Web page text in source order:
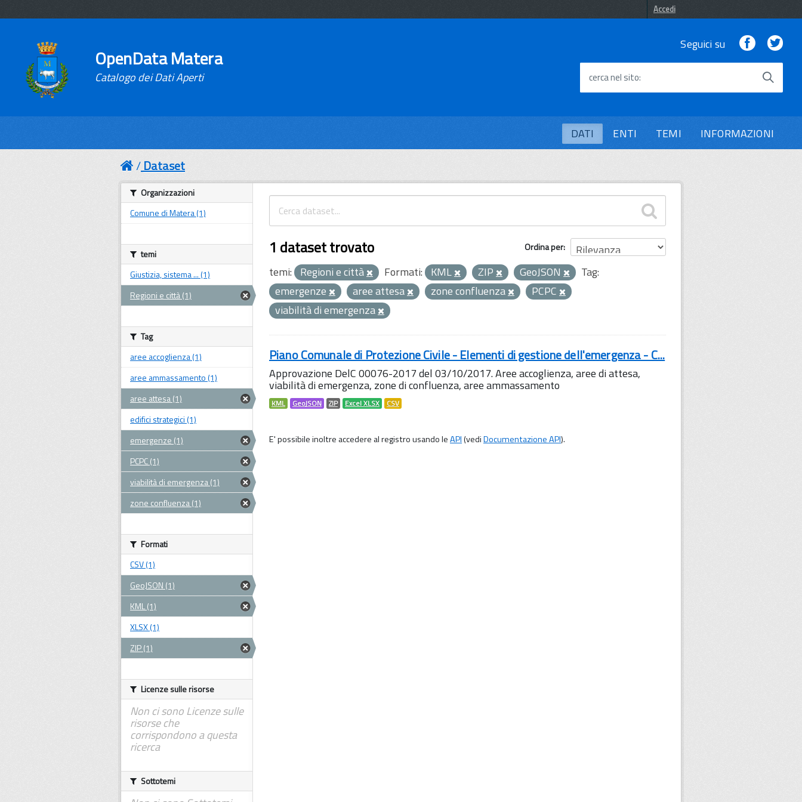
Accedi
OpenData Matera
Catalogo dei Dati Aperti
Seguici su Facebook
cerca nel sito
DATI ENTI TEMI INFORMAZIONI
Dataset
Ordina per
1 dataset trovato
temi: Regioni e città Formati: KML ZIP GeoJSON
Tag:
emergenze
aree attesa zone confluenza
PCPC
viabilità di emergenza
Piano Comunale di Protezione Civile - Elementi di gestione dell'emergenza - C...
Approvazione DelC 00076-2017 del 03/10/2017. Aree accoglienza, aree di attesa,
viabilità di emergenza, zone di confluenza, aree ammassamento
KML GeoJSON ZIP Excel XLSX CSV
E' possibile inoltre accedere al registro usando leAPI(vediDocumentazione API).
Organizzazioni
Comune di Matera (1)
temi
Giustizia, sistema ... (1)
Regioni e città (1)
Tag
aree accoglienza (1)
aree ammassamento (1)
aree attesa (1)
edifici strategici (1)
emergenze (1)
PCPC (1)
viabilità di emergenza (1)
zone confluenza (1)
Formati
CSV (1)
GeoJSON (1)
KML (1)
XLSX (1)
ZIP (1)
Licenze sulle risorse
Non ci sono Licenze sulle
risorse che
corrispondono a questa
ricerca
Sottotemi